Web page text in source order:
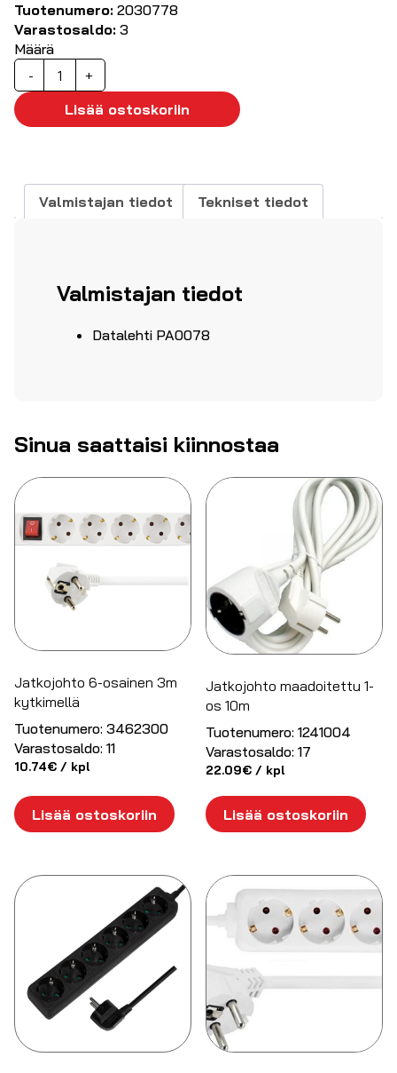
Tuotenumero: 2030778
Varastosaldo: 3
Määrä
-
Ylijännitesuoja
pistorasiaan
16A/3680W
määrä
+
Lisää ostoskoriin
Valmistajan tiedot Tekniset tiedot
Valmistajan tiedot
Datalehti PA0078
Sinua saattaisi kiinnostaa
Jatkojohto 6-osainen 3m
kytkimellä
Tuotenumero: 3462300
Varastosaldo: 11
10.74€ / kpl
Lisää ostoskoriin
Jatkojohto maadoitettu 1-
os 10m
Tuotenumero: 1241004
Varastosaldo: 17
22.09€ / kpl
Lisää ostoskoriin